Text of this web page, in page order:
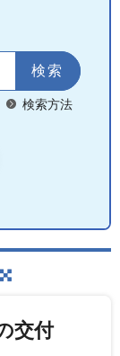
検索方法
交付